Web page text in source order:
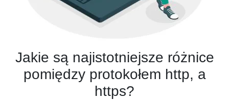
Jakie są najistotniejsze różnice
pomiędzy protokołem http, a
https?